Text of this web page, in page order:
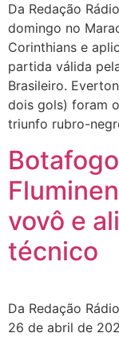
Da Redação
domingo no
Corinthians e
partida válida
Brasileiro.
dois gols) foram
triunfo rubro-
vovô e
técnico
Da Redação
26 de abril de